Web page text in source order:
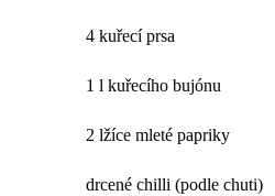
4 kuřecí prsa
1 l kuřecího bujónu
2 lžíce mleté papriky
drcené chilli (podle chuti)